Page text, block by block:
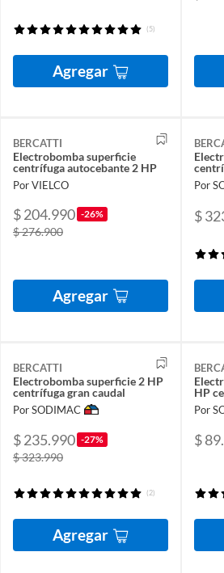
(5)
Agregar
BERCATTI
Electrobomba superficie
centrífuga autocebante 2 HP
Por VIELCO
$ 204.990 -26%
$ 276.900
Agregar
Por
$
BERCATTI
Electrobomba superficie 2 HP
centrífuga gran caudal
Por SODIMAC
$ 235.990 -27%
$ 323.990
(2)
Agregar
HP
Por
$